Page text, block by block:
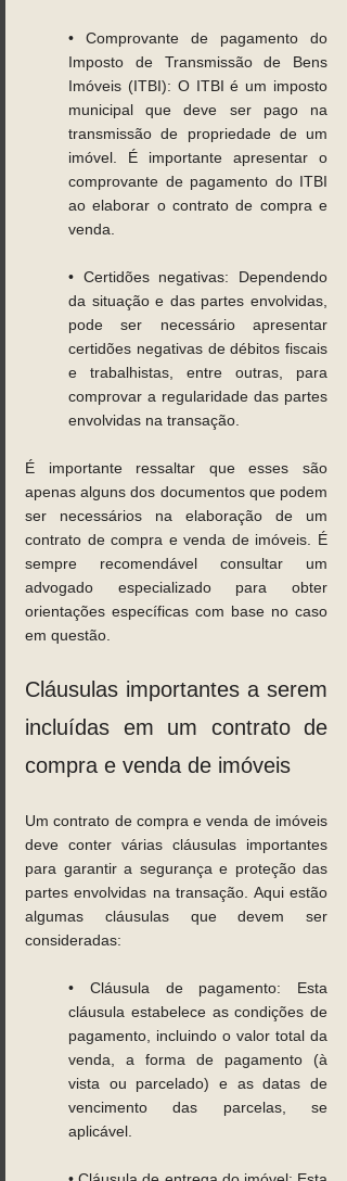
• Comprovante de pagamento do
Imposto de Transmissão de Bens
Imóveis (ITBI): O ITBI é um imposto
municipal que deve ser pago na
transmissão de propriedade de um
imóvel. É importante apresentar o
comprovante de pagamento do ITBI
ao elaborar o contrato de compra e
venda.
• Certidões negativas: Dependendo
da situação e das partes envolvidas,
pode ser necessário apresentar
certidões negativas de débitos fiscais
e trabalhistas, entre outras, para
comprovar a regularidade das partes
envolvidas na transação.
É importante ressaltar que esses são
apenas alguns dos documentos que podem
ser necessários na elaboração de um
contrato de compra e venda de imóveis. É
sempre recomendável consultar um
advogado especializado para obter
orientações específicas com base no caso
em questão.
Cláusulas importantes a serem
incluídas em um contrato de
compra e venda de imóveis
Um contrato de compra e venda de imóveis
deve conter várias cláusulas importantes
para garantir a segurança e proteção das
partes envolvidas na transação. Aqui estão
algumas cláusulas que devem ser
consideradas:
• Cláusula de pagamento: Esta
cláusula estabelece as condições de
pagamento, incluindo o valor total da
venda, a forma de pagamento (à
vista ou parcelado) e as datas de
vencimento das parcelas, se
aplicável.